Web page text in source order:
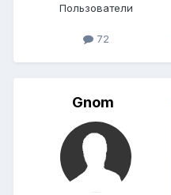
Пользователи
72
Gnom